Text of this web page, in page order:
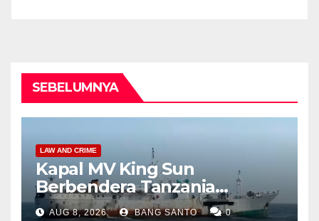
SEBELUMNYA
LAW AND CRIME
Kapal MV King Sun
Berbendera Tanzania
Diamankan Tim Gabungan,
AUG 8, 2026 BANG SANTO 0